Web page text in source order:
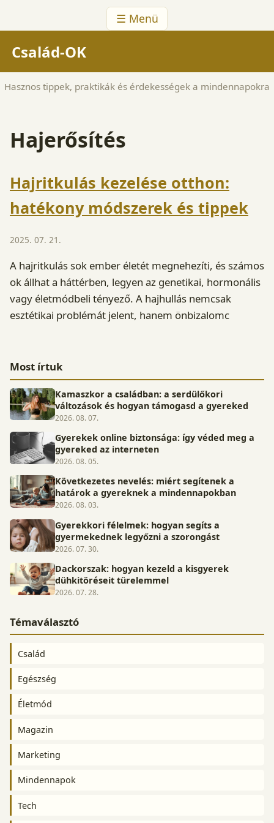
☰ Menü
Család-OK
Hasznos tippek, praktikák és érdekességek a mindennapokra
Hajerősítés
Hajritkulás kezelése otthon:
hatékony módszerek és tippek
2025. 07. 21.
A hajritkulás sok ember életét megnehezíti, és számos
ok állhat a háttérben, legyen az genetikai, hormonális
vagy életmódbeli tényező. A hajhullás nemcsak
esztétikai problémát jelent, hanem önbizalomc
Most írtuk
Kamaszkor a családban: a serdülőkori
változások és hogyan támogasd a gyereked
2026. 08. 07.
Gyerekek online biztonsága: így véded meg a
gyereked az interneten
2026. 08. 05.
Következetes nevelés: miért segítenek a
határok a gyereknek a mindennapokban
2026. 08. 03.
Gyerekkori félelmek: hogyan segíts a
gyermekednek legyőzni a szorongást
2026. 07. 30.
Dackorszak: hogyan kezeld a kisgyerek
dühkitöréseit türelemmel
2026. 07. 28.
Témaválasztó
Család
Egészség
Életmód
Magazin
Marketing
Mindennapok
Tech